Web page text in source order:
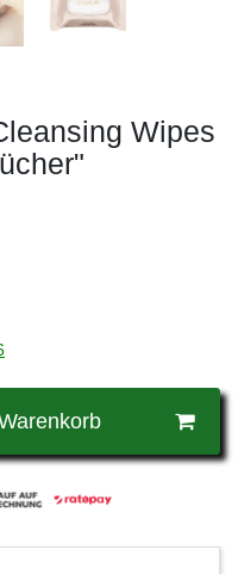
Wipes